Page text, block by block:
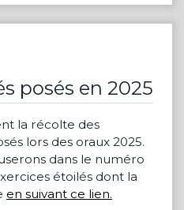
posés en 2025
la récolte des
lors des oraux 2025.
dans le numéro
étoilés dont la
en suivant ce lien.